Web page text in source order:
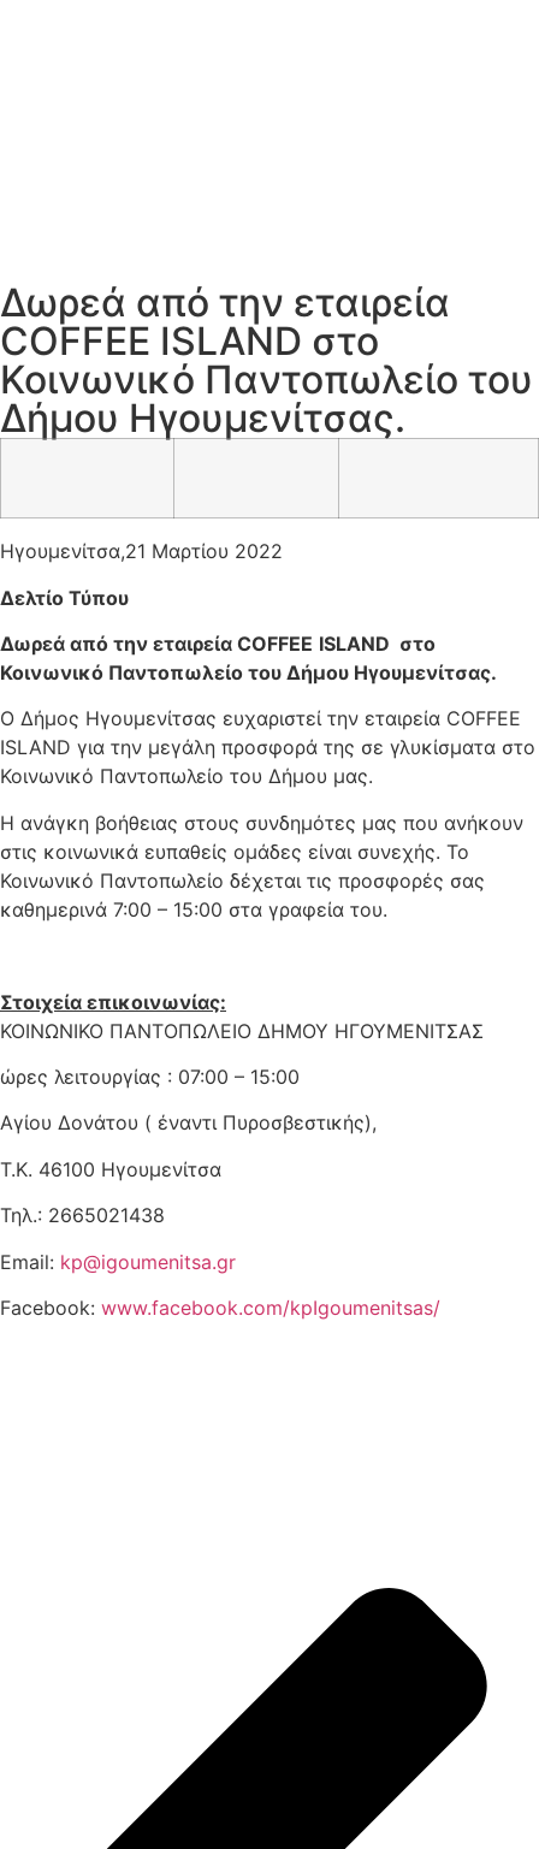
Δωρεά από την εταιρεία
COFFEE ISLAND στο
Κοινωνικό Παντοπωλείο του
Δήμου Ηγουμενίτσας.
Ηγουμενίτσα,21 Μαρτίου 2022
Δελτίο Τύπου
Δωρεά από την εταιρεία COFFEE ISLAND στο
Κοινωνικό Παντοπωλείο του Δήμου Ηγουμενίτσας.
Ο Δήμος Ηγουμενίτσας ευχαριστεί την εταιρεία COFFEE
ISLAND για την μεγάλη προσφορά της σε γλυκίσματα στο
Κοινωνικό Παντοπωλείο του Δήμου μας.
Η ανάγκη βοήθειας στους συνδημότες μας που ανήκουν
στις κοινωνικά ευπαθείς ομάδες είναι συνεχής. Το
Κοινωνικό Παντοπωλείο δέχεται τις προσφορές σας
καθημερινά 7:00 – 15:00 στα γραφεία του.
Στοιχεία επικοινωνίας:
ΚΟΙΝΩΝΙΚΟ ΠΑΝΤΟΠΩΛΕΙΟ ΔΗΜΟΥ ΗΓΟΥΜΕΝΙΤΣΑΣ
ώρες λειτουργίας : 07:00 – 15:00
Αγίου Δονάτου ( έναντι Πυροσβεστικής),
Τ.Κ. 46100 Ηγουμενίτσα
Τηλ.: 2665021438
Email: kp@igoumenitsa.gr
Facebook: www.facebook.com/kpIgoumenitsas/